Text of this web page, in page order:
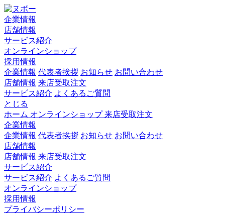
企業情報
店舗情報
サービス紹介
オンラインショップ
採用情報
企業情報 代表者挨拶 お知らせ お問い合わせ
店舗情報 来店受取注文
サービス紹介 よくあるご質問
とじる
ホーム オンラインショップ来店受取注文
企業情報
企業情報 代表者挨拶 お知らせ お問い合わせ
店舗情報
店舗情報 来店受取注文
サービス紹介
サービス紹介 よくあるご質問
オンラインショップ
採用情報
プライバシーポリシー